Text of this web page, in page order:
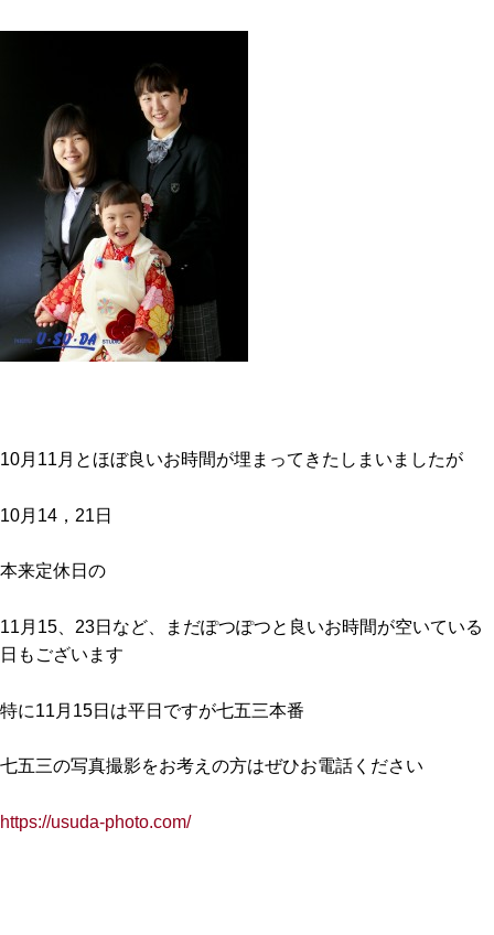
10月11月とほぼ良いお時間が埋まってきたしまいましたが
10月14，21日
本来定休日の
11月15、23日など、まだぽつぽつと良いお時間が空いている
日もございます
特に11月15日は平日ですが七五三本番
七五三の写真撮影をお考えの方はぜひお電話ください
https://usuda-photo.com/